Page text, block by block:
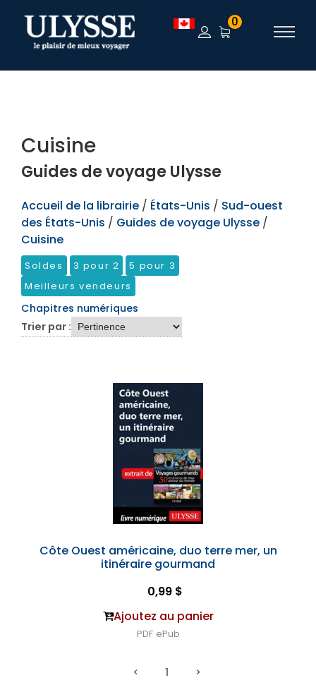
TEST 0
Cuisine
Guides de voyage Ulysse
Accueil de la librairie / États-Unis / Sud-ouest
des États-Unis / Guides de voyage Ulysse /
Cuisine
Soldes 3 pour 2
5 pour 3
Meilleurs vendeurs
Chapitres numériques
Trier par :
Côte Ouest américaine, duo terre mer, un
itinéraire gourmand
0,99 $
Ajoutez au panier
PDF ePub
1